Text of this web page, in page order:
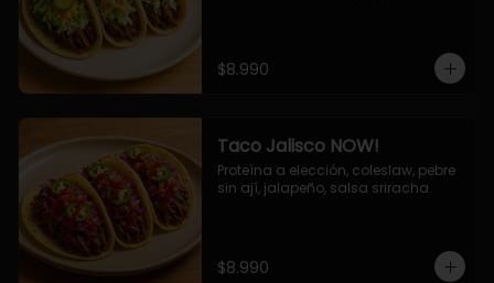
$8.990
Taco Jalisco NOW!
Proteína a elección, coleslaw, pebre
sin ají, jalapeño, salsa sriracha.
$8.990